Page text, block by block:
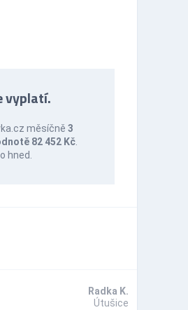
vyplatí.
měsíčně3
82 452 Kč.
hned.
Radka K.
Útušice